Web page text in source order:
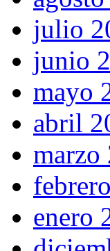
julio
junio
mayo
abril
marzo
enero